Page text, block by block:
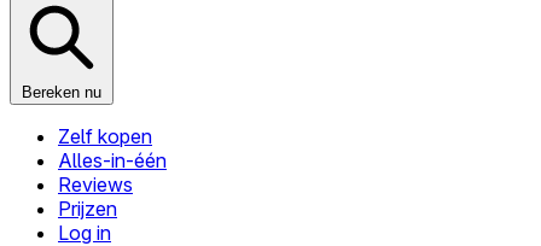
Bereken nu
Zelf kopen
Alles-in-één
Reviews
Prijzen
Log in